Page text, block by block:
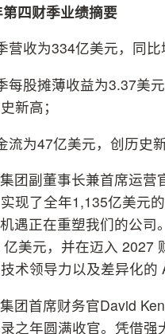
四财季业绩摘要
营收为334亿美元，同比
每股摊薄收益为3.37美
新高；
流为47亿美元，创历史新
团副董事长兼首席运营
现了全年1,135亿美元
机遇正在重塑我们的公
亿美元，并在迈入
术领导力以及差异化
团首席财务官David
之年圆满收官。凭借强